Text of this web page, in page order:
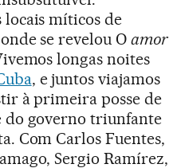
locais míticos de
se revelou Oamor
longas noites
, e juntos viajamos
à primeira posse de
do governo triunfante
Com Carlos Fuentes,
Sergio Ramírez,